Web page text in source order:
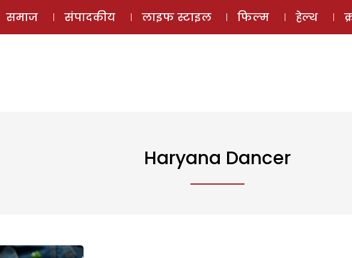
ई-मैगज़ीन
समाज संपादकीय लाइफ स्टाइल फिल्म हेल्थ
Haryana Dancer